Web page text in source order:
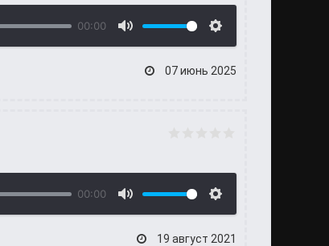
00:00
07 июнь 2025
00:00
19 август 2021